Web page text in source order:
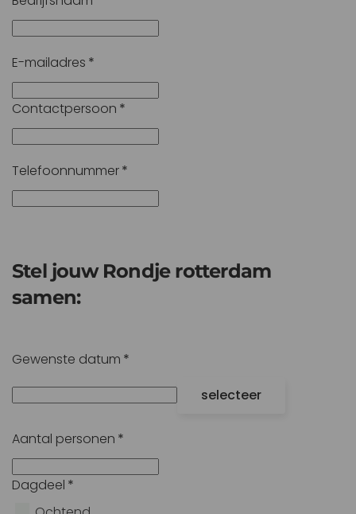
E-mailadres *
Contactpersoon *
Telefoonnummer*
Stel jouw Rondje rotterdam
samen:
Gewenste datum *
selecteer
Aantal personen *
Dagdeel *